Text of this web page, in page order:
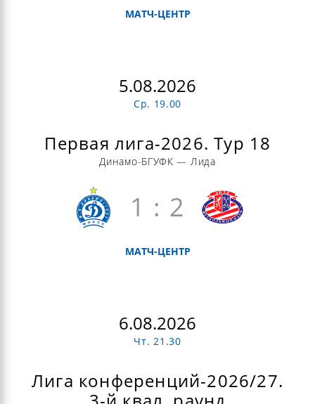
МАТЧ-ЦЕНТР
5.08.2026
Ср. 19.00
Первая лига-2026. Тур 18
Динамо-БГУФК — Лида
1 : 2
МАТЧ-ЦЕНТР
6.08.2026
Чт. 21.30
Лига конференций-2026/27.